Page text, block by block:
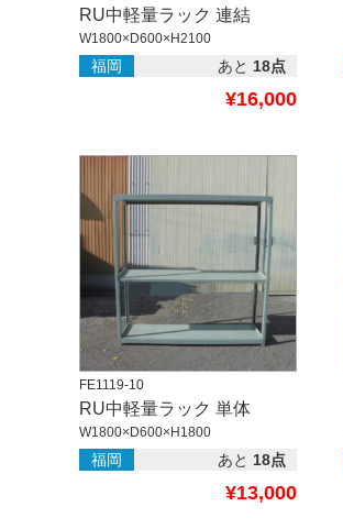
RU中軽量ラック 連結
W1800×D600×H2100
福岡 あと 18点
¥16,000
FE1119-10
RU中軽量ラック 単体
W1800×D600×H1800
福岡 あと 18点
¥13,000